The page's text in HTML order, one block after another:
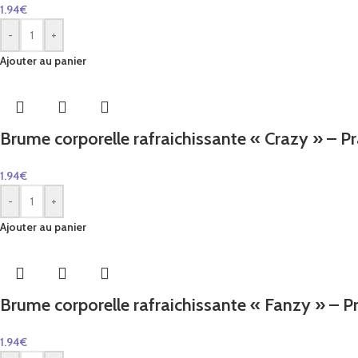
1.94€
-
+
Ajouter au panier
Brume corporelle rafraichissante « Crazy » –
1.94€
-
+
Ajouter au panier
Brume corporelle rafraichissante « Fanzy » –
1.94€